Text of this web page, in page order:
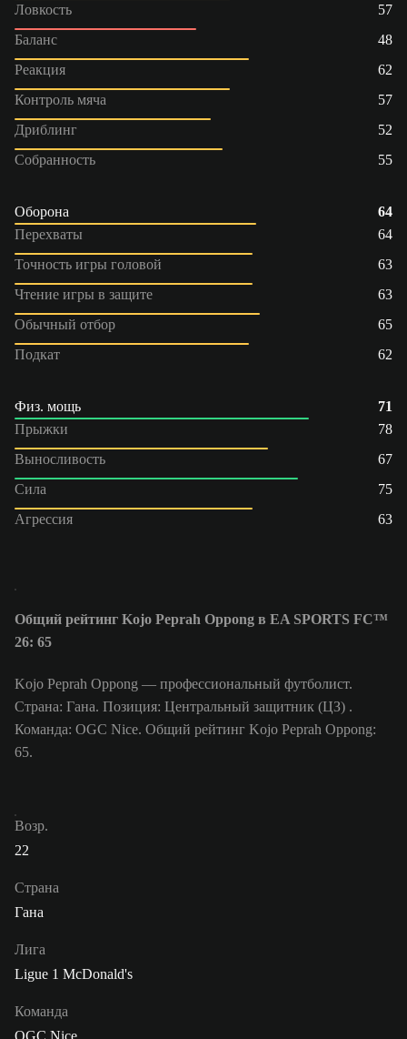
Ловкость
57
Баланс
48
Реакция
62
Контроль мяча
57
Дриблинг
52
Собранность
55
Оборона
64
Перехваты
64
Точность игры головой
63
Чтение игры в защите
63
Обычный отбор
65
Подкат
62
Физ. мощь
71
Прыжки
78
Выносливость
67
Сила
75
Агрессия
63
Общий рейтинг Kojo Peprah Oppong в EA SPORTS FC™
26: 65
Kojo Peprah Oppong — профессиональный футболист.
Страна: Гана. Позиция: Центральный защитник (ЦЗ) .
Команда: OGC Nice. Общий рейтинг Kojo Peprah Oppong:
65.
Возр.
22
Страна
Гана
Лига
Ligue 1 McDonald's
Команда